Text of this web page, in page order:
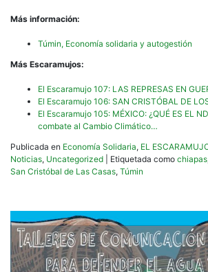
Más información:
Túmin, Economía solidaria y autogestión
Más Escaramujos:
El Escaramujo 107: LAS REPRESAS EN
El Escaramujo 106: SAN CRISTÓBAL DE
El Escaramujo 105: MÉXICO: ¿QUÉ ES EL
combate al Cambio Climático…
Publicada en Economía Solidaria, EL
Noticias, Uncategorized Etiquetada como chiapas
San Cristóbal de Las Casas, Túmin